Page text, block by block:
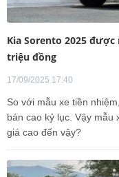
Kia Sorento 2025
triệu đồng
17/09/2025 17:40
So với mẫu xe tiền
bán cao kỷ lục. Vậy
giá cao đến vậy?